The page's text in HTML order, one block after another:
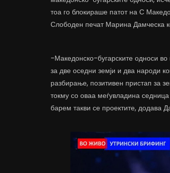
тоа го блокираше патот на С
Слободен печат Марина Дамческа
-Македонско-бугарските односи во
за две оседни земји и два народи
разбирање, позитивен пристап за
токму со оваа меѓувладина
барем такви се проектите, додава